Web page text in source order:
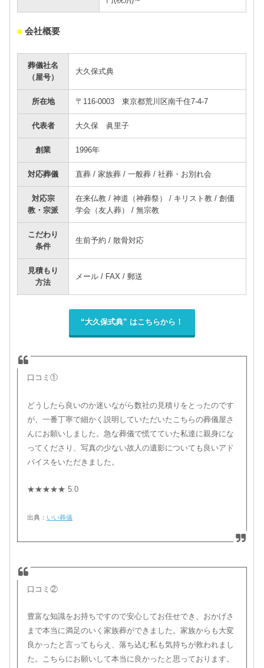
■ 会社概要
葬儀社名
（屋号）
大久保式典
所在地 〒116-0003 東京都荒川区南千住7-4-7
代表者 大久保 眞里子
創業 1996年
対応葬儀 直葬 / 家族葬 / 一般葬 / 社葬・お別れ会
対応宗
教・宗派
在来仏教 / 神道（神葬祭） / キリスト教 / 創価
学会（友人葬） / 無宗教
こだわり
条件
生前予約 / 散骨対応
見積もり
方法
メール / FAX / 郵送
“大久保式典” はこちらから！
口コミ①
どうしたら良いのか迷いながら数社の見積りをとったのです
が、一番丁寧で細かく説明していただいたこちらの葬儀屋さ
んにお願いしました。急な葬儀で慌てていた私達に親身にな
ってくださり、写真の少ない故人の遺影についても良いアド
バイスをいただきました。
★★★★★ 5.0
出典： いい葬儀
口コミ②
豊富な知識をお持ちですので安心してお任せでき、おかげさ
まで本当に満足のいく家族葬ができました。家族からも大変
良かったと言ってもらえ、落ち込む私も気持ちが救われまし
た。こちらにお願いして本当に良かったと思っております。